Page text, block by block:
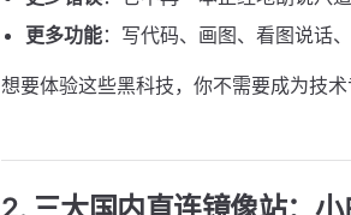
更多功能：写代码、画图、看图说话
想要体验这些黑科技，你不需要成为技
2. 三大国内直连镜像站：